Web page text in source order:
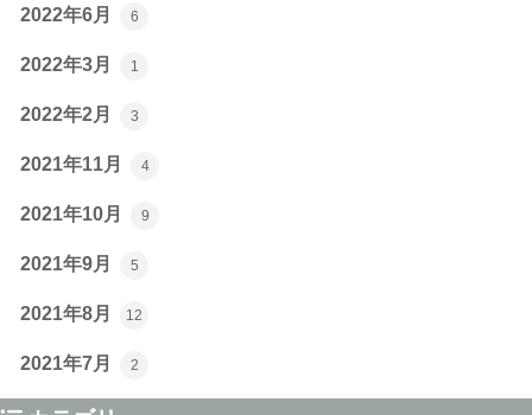
2022年6月 6
2022年3月 1
2022年2月 3
2021年11月 4
2021年10月 9
2021年9月 5
2021年8月 12
2021年7月 2